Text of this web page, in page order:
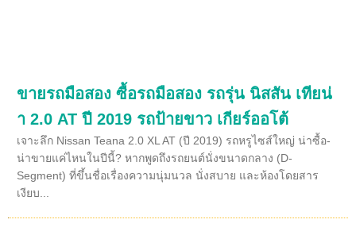
ขายรถมือสอง ซื้อรถมือสอง รถรุ่น นิสสัน เทียน่
า 2.0 AT ปี 2019 รถป้ายขาว เกียร์ออโต้
เจาะลึก Nissan Teana 2.0 XL AT (ปี 2019) รถหรูไซส์ใหญ่ น่าซื้อ-
น่าขายแค่ไหนในปีนี้? หากพูดถึงรถยนต์นั่งขนาดกลาง (D-
Segment) ที่ขึ้นชื่อเรื่องความนุ่มนวล นั่งสบาย และห้องโดยสาร
เงียบ...